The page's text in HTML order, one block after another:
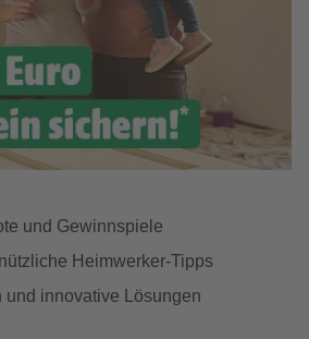
und Gewinnspiele
Heimwerker-Tipps
und innovative Lösungen